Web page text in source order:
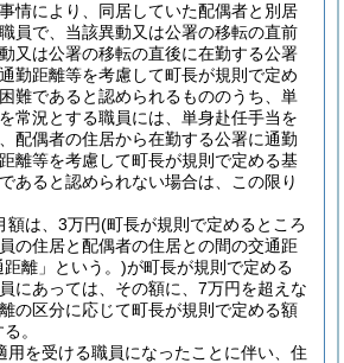
情により、同居していた配偶者と別居
員で、当該異動又は公署の移転の直前
又は公署の移転の直後に在勤する公署
勤距離等を考慮して町長が規則で定め
難であると認められるもののうち、単
常況とする職員には、単身赴任手当を
配偶者の住居から在勤する公署に通勤
離等を考慮して町長が規則で定める基
あると認められない場合は、この限り
額は、3万円(町長が規則で定めるところ
の住居と配偶者の住居との間の交通距
離」という。)が町長が規則で定める
にあっては、その額に、7万円を超えな
の区分に応じて町長が規則で定める額
。
用を受ける職員になったことに伴い、住